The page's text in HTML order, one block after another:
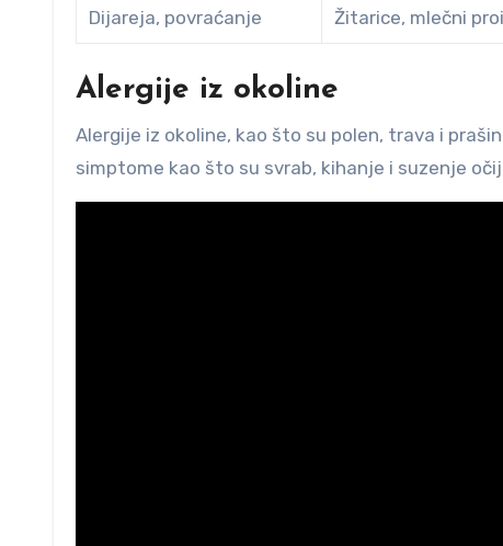
Dijareja, povraćanje Žitarice, mlečni
Alergije iz okoline
Alergije iz okoline, kao što su polen, trava i
simptome kao što su svrab, kihanje i suzenje